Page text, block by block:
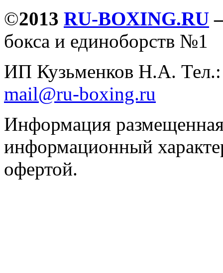
©2013 RU-BOXING.RU
бокса и единоборств №1
ИП Кузьменков Н.А.
mail@ru-boxing.ru
Информация
информационный
офертой.